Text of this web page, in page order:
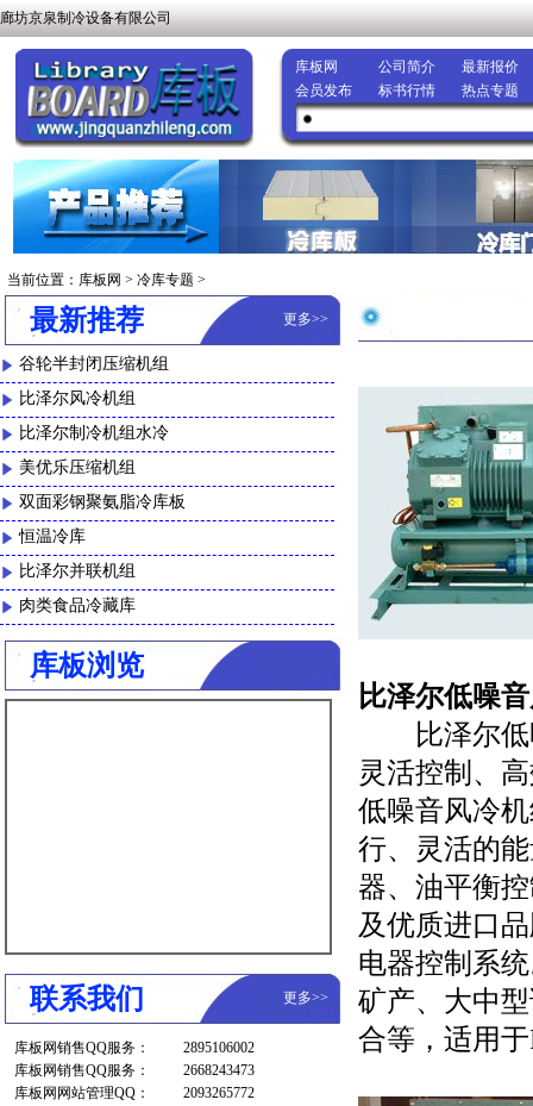
廊坊京泉制冷设备有限公司
库板网 公司简介
最新报价
会员发布
标书行情 热点专题
当前位置： 库板网 > 冷库专题 >
最新推荐 更多>>
谷轮半封闭压缩机组
比泽尔风冷机组
比泽尔制冷机组水冷
美优乐压缩机组
双面彩钢聚氨脂冷库板
恒温冷库
比泽尔并联机组
肉类食品冷藏库
库板浏览
联系我们 更多>>
库板网销售QQ服务：
2895106002
库板网销售QQ服务：
2668243473
库板网网站管理QQ：
2093265772
比泽尔低噪
比泽尔低
灵活控制、
低噪音风冷
行、灵活的
器、油平衡
及优质进口
电器控制系
矿产、大中
合等，适用于